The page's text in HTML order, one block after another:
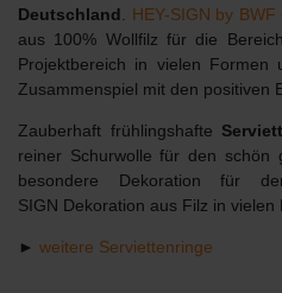
Deutschland
HEY-SIGN by BWF
aus 100% Wollfilz für die
Projektbereich in vielen Formen
Zusammenspiel mit den positiven
Zauberhaft frühlingshafte
reiner Schurwolle für den schön
besondere Dekoration für
SIGN Dekoration aus Filz in vielen
► weitere Serviettenringe